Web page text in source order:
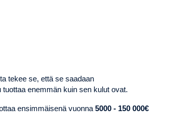
tekee se, että se saadaan
enemmän kuin sen kulut ovat.
ensimmäisenä vuonna 5000 - 150 000€